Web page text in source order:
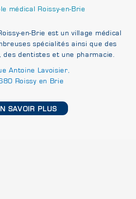
médical Roissy-en-Brie
en-Brie est un village médical
spécialités ainsi que des
des dentistes et une pharmacie.
Antoine Lavoisier,
Roissy en Brie
SAVOIR PLUS